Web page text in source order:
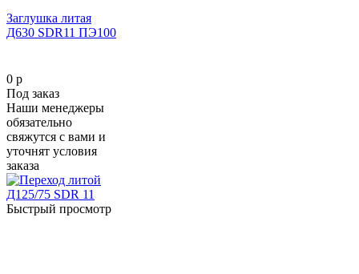
Заглушка литая
Д630 SDR11 ПЭ100
0 р
Под заказ
Наши менеджеры
обязательно
свяжутся с вами и
уточнят условия
заказа
Быстрый просмотр